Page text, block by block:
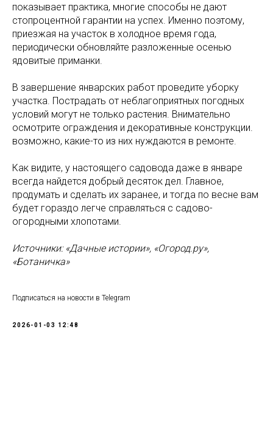
показывает практика, многие способы не дают
стопроцентной гарантии на успех. Именно поэтому,
приезжая на участок в холодное время года,
периодически обновляйте разложенные осенью
ядовитые приманки.
В завершение январских работ проведите уборку
участка. Пострадать от неблагоприятных погодных
условий могут не только растения. Внимательно
осмотрите ограждения и декоративные конструкции.
возможно, какие-то из них нуждаются в ремонте.
Как видите, у настоящего садовода даже в январе
всегда найдется добрый десяток дел. Главное,
продумать и сделать их заранее, и тогда по весне вам
будет гораздо легче справляться с садово-
огородными хлопотами.
Источники: «Дачные истории», «Огород.ру»,
«Ботаничка»
Подписаться на новости в Telegram
2026-01-03 12:48